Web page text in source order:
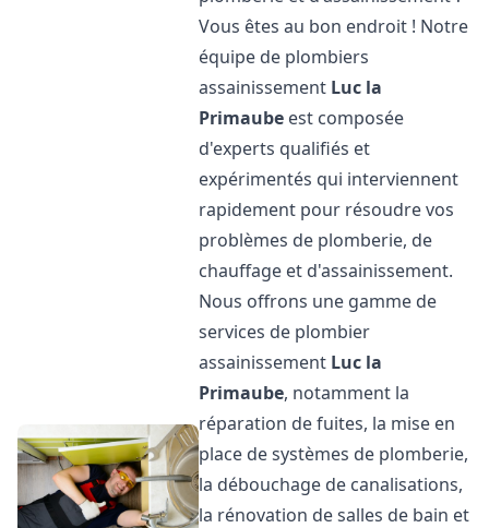
Vous êtes au bon endroit ! Notre
équipe de plombiers
assainissement Luc la
Primaube est composée
d'experts qualifiés et
expérimentés qui interviennent
rapidement pour résoudre vos
problèmes de plomberie, de
chauffage et d'assainissement.
Nous offrons une gamme de
services de plombier
assainissement Luc la
Primaube, notamment la
réparation de fuites, la mise en
place de systèmes de plomberie,
la débouchage de canalisations,
la rénovation de salles de bain et